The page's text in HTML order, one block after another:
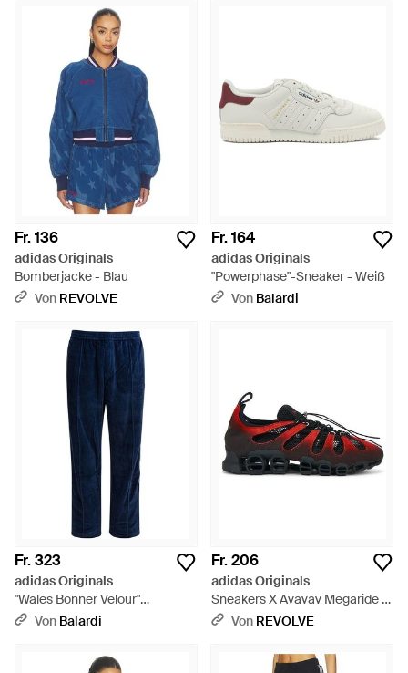
Fr. 136
adidas Originals
Bomberjacke - Blau
Von REVOLVE
Fr. 164
adidas Originals
"Powerphase"-Sneaker - Weiß
Von Balardi
Fr. 323
adidas Originals
"Wales Bonner Velour"
Sporthose - Blau
Von Balardi
Fr. 206
adidas Originals
Sneakers X Avavav Megaride -
Schwarz
Von REVOLVE